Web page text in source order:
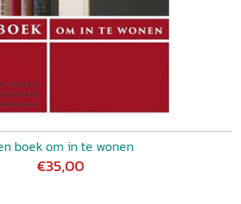
boek om in te wonen
€35,00